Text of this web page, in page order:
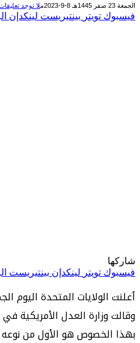
الجمعة 23 صفر 1445هـ 8-9-2023م لا توجد
فيسبوك تويتر بينتيريست لينكدإن
شاركها
فيسبوك تويتر لينكدإن بينتيريست
أعلنت الولايات المتحدة اليوم
وقالت وزارة العدل الأمريكية